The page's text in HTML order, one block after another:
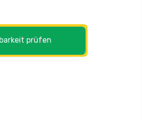
prüfen